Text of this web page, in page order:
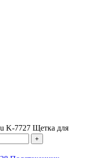
K-7727 Щетка для